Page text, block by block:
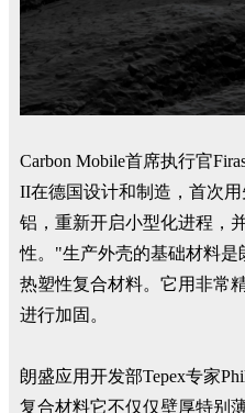
Carbon Mobile首席执行官
II在德国设计和制造，首次
铝，重新开启小型化进程，
性。"生产外壳的基础材料是
热塑性复合材料。它用非常
进行加固。
朗盛应用开发部Tepex专家
复合材料它不仅仅壁厚特别